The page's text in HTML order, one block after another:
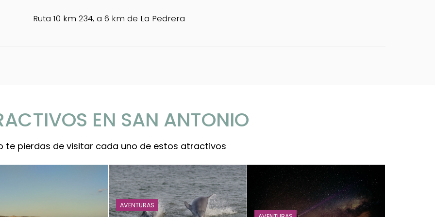
Ruta 10 km 234, a 6 km de La Pedrera
EN SAN ANTONIO
te pierdas de visitar cada uno de estos atractivos
AVENTURAS